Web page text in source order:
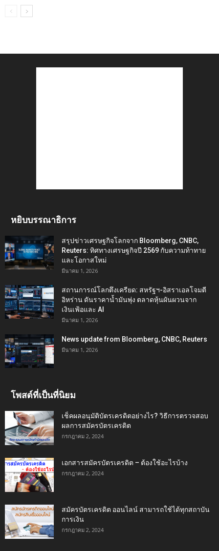
หยิบบรรณาธิการ
สรุปข่าวเศรษฐกิจโลกจาก Bloomberg, CNBC,
Reuters: ทิศทางเศรษฐกิจปี 2569 กับความท้าทาย
และโอกาสใหม่
มีนาคม 1, 2026
สถานการณ์โลกตึงเครียด: สหรัฐฯ-อิสราเอลโจมตี
อิหร่าน ดันราคาน้ำมันพุ่ง ตลาดหุ้นผันผวนจาก
เงินเฟ้อและ AI
มีนาคม 1, 2026
News update from Bloomberg, CNBC, Reuters
มีนาคม 1, 2026
โพสต์ที่เป็นที่นิยม
เช็คผลอนุมัติบัตรเครดิตอย่างไร? วิธีการตรวจสอบ
ผลการสมัครบัตรเครดิต
กรกฎาคม 2, 2024
เอกสารสมัครบัตรเครดิต – ต้องใช้อะไรบ้าง
กรกฎาคม 2, 2024
สมัครบัตรเครดิต ออนไลน์ สามารถใช้ได้ทุกสถาบัน
การเงิน
กรกฎาคม 2, 2024